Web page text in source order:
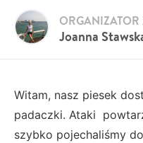
Joanna
Witam, nasz piesek
padaczki. Ataki
szybko pojechaliśmy